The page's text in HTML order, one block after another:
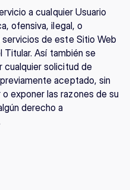
a cualquier Usuario
ofensiva, ilegal, o
de este Sitio Web
Así también se
cualquier solicitud de
aceptado, sin
exponer las razones de su
derecho a